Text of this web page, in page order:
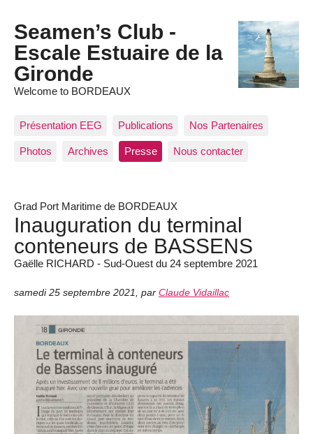
Seamen’s Club -
Escale Estuaire de la
Gironde
Welcome to BORDEAUX
Présentation EEG Publications Nos Partenaires
Photos Archives Presse Nous contacter
Grad Port Maritime de BORDEAUX
Inauguration du terminal
conteneurs de BASSENS
Gaëlle RICHARD - Sud-Ouest du 24 septembre 2021
samedi 25 septembre 2021 par Claude Vidaillac